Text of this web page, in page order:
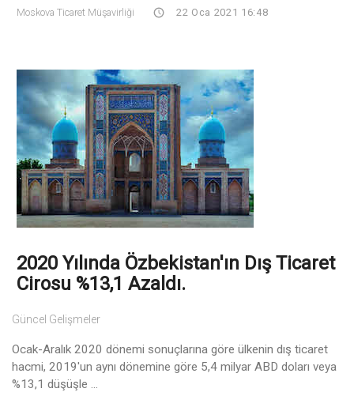
Moskova Ticaret Müşavirliği 22 Oca 2021 16:48
2020 Yılında Özbekistan'ın Dış Ticaret
Cirosu %13,1 Azaldı.
Güncel Gelişmeler
Ocak-Aralık 2020 dönemi sonuçlarına göre ülkenin dış ticaret
hacmi, 2019'un aynı dönemine göre 5,4 milyar ABD doları veya
%13,1 düşüşle ...